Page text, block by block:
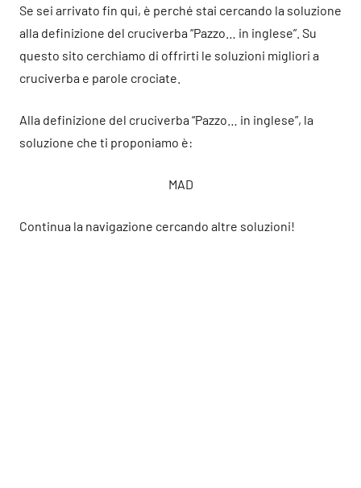
Se sei arrivato fin qui, è perché stai cercando la soluzione
alla definizione del cruciverba “Pazzo… in inglese”. Su
questo sito cerchiamo di offrirti le soluzioni migliori a
cruciverba e parole crociate.
Alla definizione del cruciverba “Pazzo… in inglese”, la
soluzione che ti proponiamo è:
MAD
Continua la navigazione cercando altre soluzioni!